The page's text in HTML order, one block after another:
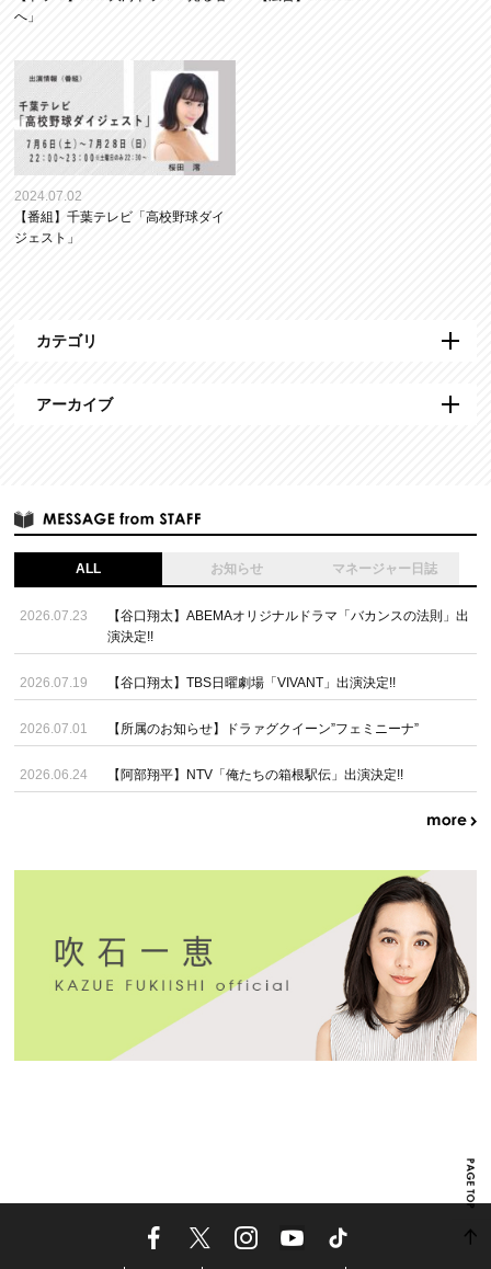
へ」
2024.07.02
【番組】千葉テレビ「高校野球ダイ
ジェスト」
カテゴリ
アーカイブ
ALL お知らせ マネージャー日誌
2026.07.23
【谷口翔太】ABEMAオリジナルドラマ「バカンスの法則」出
演決定!!
2026.07.19 【谷口翔太】TBS日曜劇場「VIVANT」出演決定!!
2026.07.01 【所属のお知らせ】ドラァグクイーン”フェミニーナ”
2026.06.24 【阿部翔平】NTV「俺たちの箱根駅伝」出演決定!!